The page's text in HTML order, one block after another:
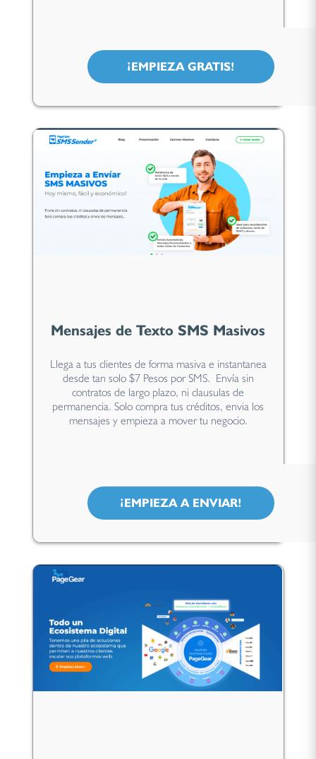
¡EMPIEZA GRATIS!
Mensajes de Texto SMS Masivos
Llega a tus clientes de forma masiva e instantanea
desde tan solo $7 Pesos por SMS. Envía sin
contratos de largo plazo, ni clausulas de
permanencia. Solo compra tus créditos, envia los
mensajes y empieza a mover tu negocio.
¡EMPIEZA A ENVIAR!